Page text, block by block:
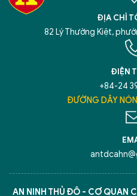
ĐỊA CHỈ
82 Lý Thường Kiệt,
ĐIỆN
+84-24
ĐƯỜNG DÂY
AN NINH THỦ ĐÔ - CƠ QUAN